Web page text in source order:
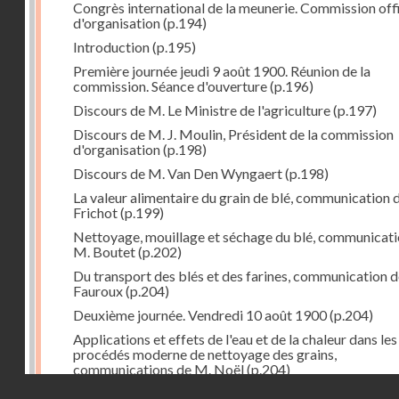
Congrès international de la meunerie. Commission
d'organisation(p.194)
Introduction(p.195)
Première journée jeudi 9 août 1900. Réunion de la
commission. Séance d'ouverture(p.196)
Discours de M. Le Ministre de l'agriculture(p.197)
Discours de M. J. Moulin, Président de la commission
d'organisation(p.198)
Discours de M. Van Den Wyngaert(p.198)
La valeur alimentaire du grain de blé, communication
Frichot(p.199)
Nettoyage, mouillage et séchage du blé,
M. Boutet(p.202)
Du transport des blés et des farines, communication
Fauroux(p.204)
Deuxième journée. Vendredi 10 août 1900(p.204)
Applications et effets de l'eau et de la chaleur dans les
procédés moderne de nettoyage des grains,
communications de M. Noël(p.204)